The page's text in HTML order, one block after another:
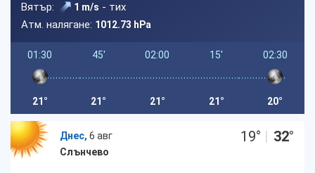
Вятър: 1 m/s - тих
Атм. налягане: 1012.73 hPa
01:30
21°
45'
21°
02:00
21°
15'
21°
02:30
20°
Днес, 6 авг
Слънчево
19° | 32°